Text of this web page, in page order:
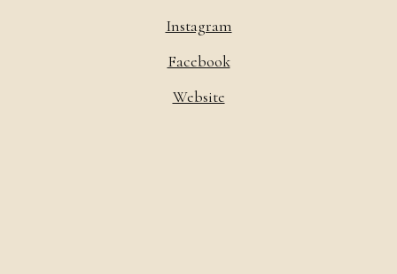
Instagram
Facebook
Website